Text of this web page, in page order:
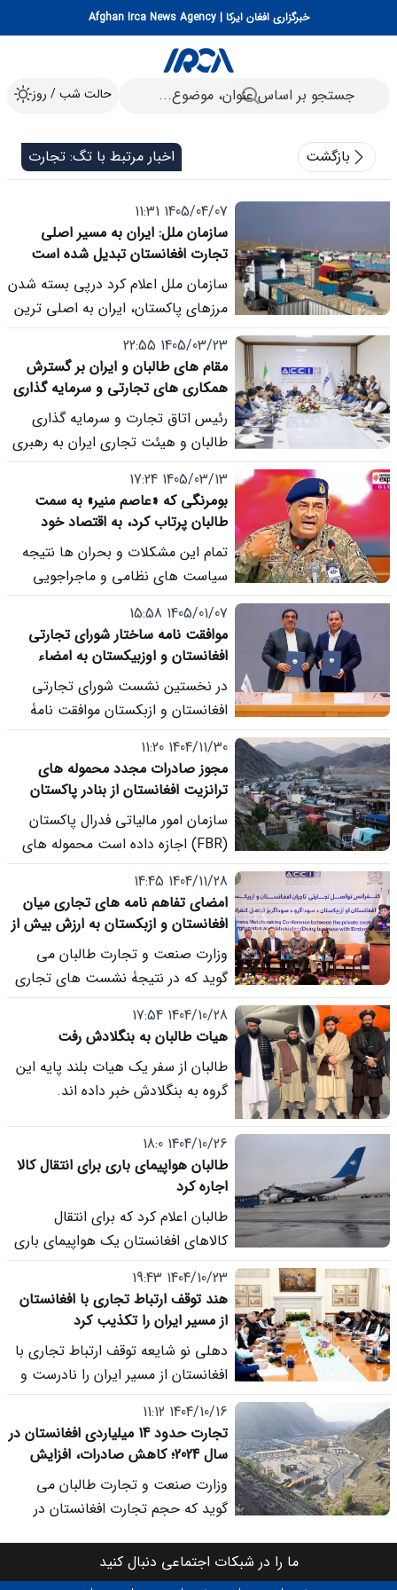
خبرگزاری افغان ایرکا | Afghan Irca News Agency
حالت شب / روز
بازگشت اخبار مرتبط با تگ: تجارت
1405/04/07 11:31
سازمان ملل: ایران به مسیر اصلی
تجارت افغانستان تبدیل شده است
سازمان ملل اعلام کرد درپی بسته شدن
مرزهای پاکستان، ایران به اصلی ترین
مسیر تجارت برای افغانستان تبدیل
شده است.
1405/03/23 22:55
مقام های طالبان و ایران بر گسترش
همکاری های تجارتی و سرمایه گذاری
تأکید کردند
رئیس اتاق تجارت و سرمایه گذاری
طالبان و هیئت تجاری ایران به رهبری
سفیر این کشور در کابل، در نشستی بر
گسترش همکاری های تجارتی، افزایش
سرمایه گذاری، توسعه صادرات
افغانستان به ایران و تقویت تعاملات
میان بخش خصوصی دو کشور تأکید
کردند.
1405/03/13 17:24
بومرنگی که «عاصم منیر» به سمت
طالبان پرتاب کرد، به اقتصاد خود
پاکستان خورده است!
تمام این مشکلات و بحران ها نتیجه
سیاست های نظامی و ماجراجویی
های عاصم منیر است و این مردم
هستند که از پیامدهای آن رنج می
برند.
1405/01/07 15:58
موافقت نامۀ ساختار شورای تجارتی
افغانستان و اوزبیکستان به امضاء
رسید
در نخستین نشست شورای تجارتی
افغانستان و ازبکستان موافقت نامۀ
ساختار شورای تجارتی میان دو کشور
به امضاء رسید.
1404/11/30 11:20
مجوز صادرات مجدد محموله های
ترانزیت افغانستان از بنادر پاکستان
صادر شد
سازمان امور مالیاتی فدرال پاکستان
(FBR) اجازه داده است محموله های
ترانزیت افغانستان که ماه ها در چمن
و کویته متوقف مانده بودند، به بنادر
کراچی بازگردانده و دوباره صادر شوند.
1404/11/28 14:45
امضای تفاهم نامه های تجاری میان
افغانستان و ازبکستان به ارزش بیش از
300 میلیون دالر
وزارت صنعت و تجارت طالبان می
گوید که در نتیجۀ نشست های تجاری
میان تاجران افغانستان و ازبکستان،
میلیون دالر در بخش های ساختمان،
مواد خوراکی، زراعت، موبل و فرنیچر،
لباس و ادویه به امضاء رسیده است.
1404/10/28 17:54
هیات طالبان به بنگلادش رفت
طالبان از سفر یک هیات بلند پایه این
گروه به بنگلادش خبر داده اند.
1404/10/26 18:0
طالبان هواپیمای باری برای انتقال کالا
اجاره کرد
طالبان اعلام کرد که برای انتقال
کالاهای افغانستان یک هواپیمای باری
اجاره کرده است.
1404/10/23 19:43
هند توقف ارتباط تجاری با افغانستان
از مسیر ایران را تکذیب کرد
دهلی نو شایعه توقف ارتباط تجاری با
افغانستان از مسیر ایران را نادرست و
گمراه کننده خواند.
1404/10/16 11:12
تجارت حدود 14 میلیاردی افغانستان در
سال 2024؛ کاهش صادرات، افزایش
واردات
وزارت صنعت و تجارت طالبان می
گوید که حجم تجارت افغانستان در
دالر رسیده است.
ما را در شبکات اجتماعی دنبال کنید